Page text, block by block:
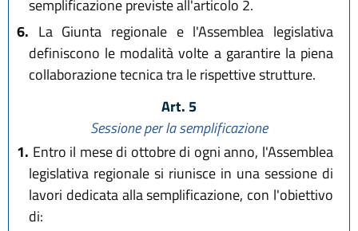
semplificazione previste all'articolo 2.
6. La Giunta regionale e l'Assemblea legislativa
definiscono le modalità volte a garantire la piena
collaborazione tecnica tra le rispettive strutture.
Art. 5
Sessione per la semplificazione
1. Entro il mese di ottobre di ogni anno, l'Assemblea
legislativa regionale si riunisce in una sessione di
lavori dedicata alla semplificazione, con l'obiettivo
di: